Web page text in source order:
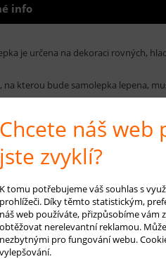
info
je určena na dekoraci rovných,
na kterou bude samolepka lepena,
nejdříve za 1 měsíc od
si stěnu nebo skříň, dveře, zrcadlo,
produkt
Chcete náš web
jste zvyklí?
K tomu potřebujeme váš souhlas s
prohlížeči. Díky těmto statistickým,
náš web používáte, přizpůsobíme vám
obtěžovat nerelevantní reklamou.
nezbytnými pro fungování webu.
vylepšování.